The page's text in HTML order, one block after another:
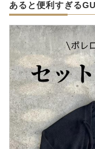
あると便利すぎる